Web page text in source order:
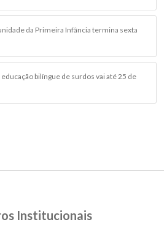
da Primeira Infância termina sexta
bilíngue de surdos vai até 25 de
Institucionais